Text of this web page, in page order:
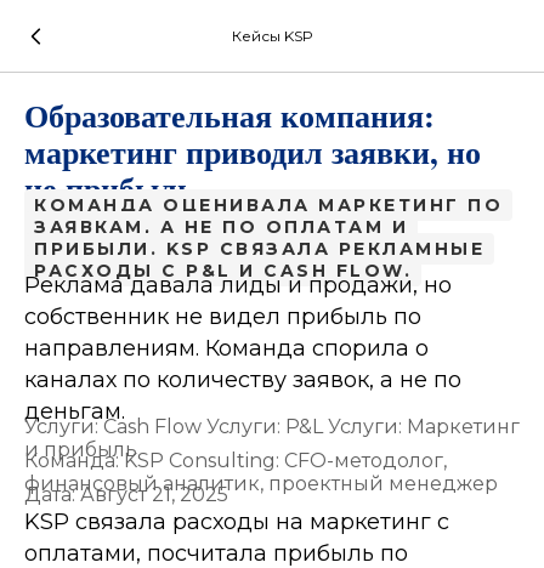
Кейсы KSP
Образовательная компания:
маркетинг приводил заявки, но
не прибыль
КОМАНДА ОЦЕНИВАЛА МАРКЕТИНГ ПО
ЗАЯВКАМ, А НЕ ПО ОПЛАТАМ И
ПРИБЫЛИ. KSP СВЯЗАЛА РЕКЛАМНЫЕ
РАСХОДЫ С P&L И CASH FLOW.
Реклама давала лиды и продажи, но
собственник не видел прибыль по
направлениям. Команда спорила о
каналах по количеству заявок, а не по
деньгам.
Cash Flow P&L
Маркетинг
и прибыльKSP Consulting: CFO-методолог,
финансовый аналитик, проектный менеджер
Август 21, 2025
KSP связала расходы на маркетинг с
оплатами, посчитала прибыль по